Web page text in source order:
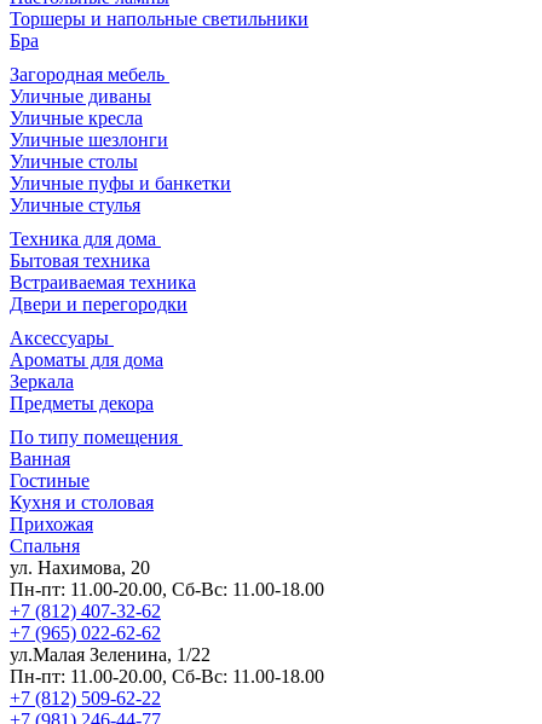
Освещение
Люстры
Подвесные светильники
Потолочные светильники
Бра и настенные светильники
Настольные лампы
Торшеры и напольные светильники
Бра
Загородная мебель
Уличные диваны
Уличные кресла
Уличные шезлонги
Уличные столы
Уличные пуфы и банкетки
Уличные стулья
Техника для дома
Бытовая техника
Встраиваемая техника
Двери и перегородки
Аксессуары
Ароматы для дома
Зеркала
Предметы декора
По типу помещения
Ванная
Гостиные
Кухня и столовая
Прихожая
Спальня
ул. Нахимова, 20
Пн-пт: 11.00-20.00, Сб-Вс: 11.00-18.00